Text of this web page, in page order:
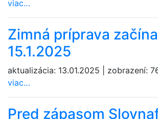
viac…
Zimná príprava
15.1.2025
aktualizácia: 13.01.2025 zobrazení:
viac…
Pred zápasom